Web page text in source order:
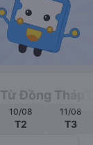
Từ Đồng Tháp
10/08
T2
11/08
T3